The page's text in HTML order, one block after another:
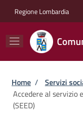
Regione Lombardia
Briciole di
Home / Servizi
Accedere al servizio
(SEED)